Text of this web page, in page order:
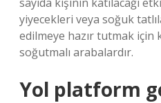
yiyecekleri veya soğuk
edilmeye hazır tutmak için
soğutmalı arabalardır.
Yol platform